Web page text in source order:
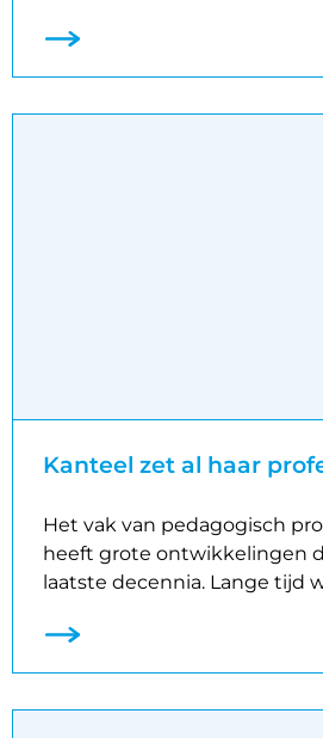
Kanteel zet al haar
Het vak van pedagogisch
heeft grote ontwikkelingen
laatste decennia. Lange tijd